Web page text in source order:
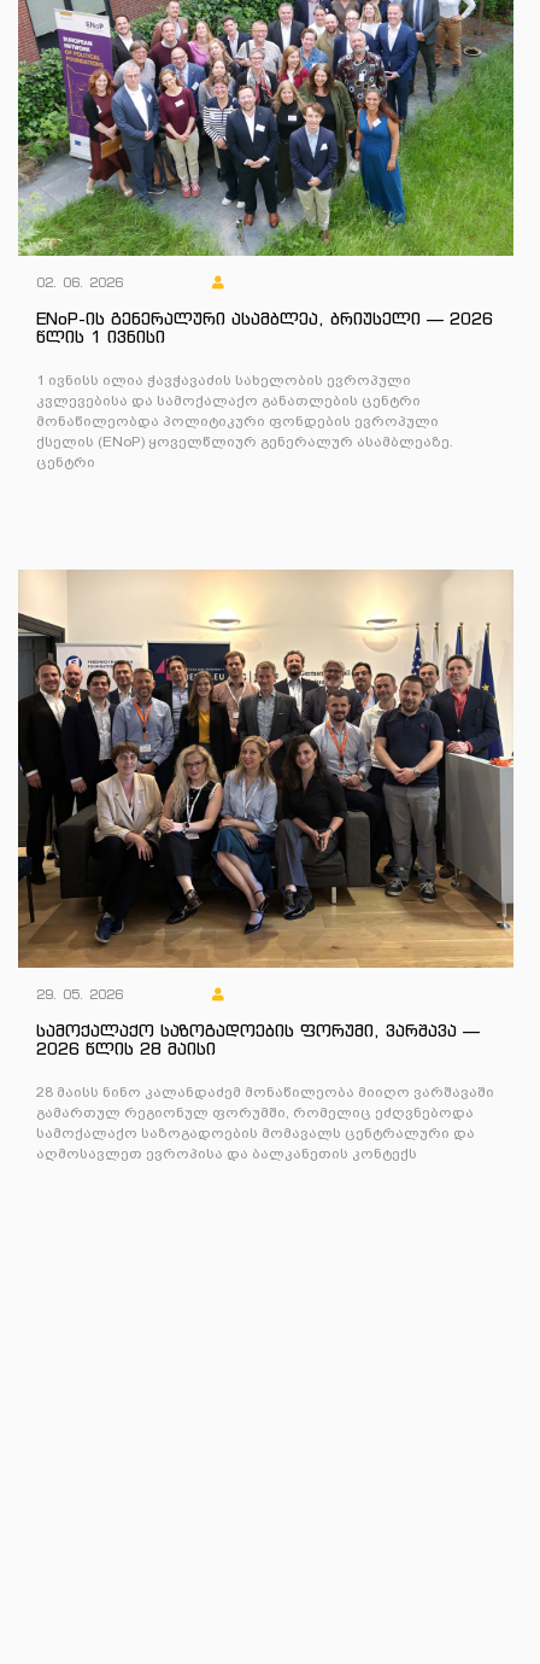
02. 06. 2026
ENoP-ის გენერალური ასამბლეა, ბრიუსელი — 2026
წლის 1 ივნისი
1 ივნისს ილია ჭავჭავაძის სახელობის ევროპული
კვლევებისა და სამოქალაქო განათლების ცენტრი
მონაწილეობდა პოლიტიკური ფონდების ევროპული
ქსელის (ENoP) ყოველწლიურ გენერალურ ასამბლეაზე.
ცენტრი
29. 05. 2026
სამოქალაქო საზოგადოების ფორუმი, ვარშავა —
2026 წლის 28 მაისი
28 მაისს ნინო კალანდაძემ მონაწილეობა მიიღო ვარშავაში
გამართულ რეგიონულ ფორუმში, რომელიც ეძღვნებოდა
სამოქალაქო საზოგადოების მომავალს ცენტრალური და
აღმოსავლეთ ევროპისა და ბალკანეთის კონტექს